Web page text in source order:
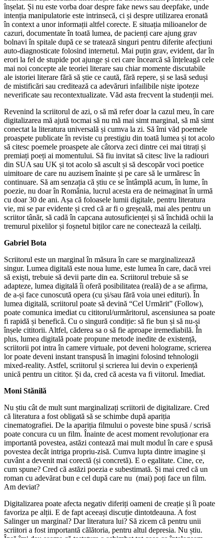
înșelat. Și nu este vorba doar despre fake news sau deepfake, unde
intenția manipulatorie este intrinsecă, ci și despre utilizarea eronată
în context a unor informații altfel corecte. E situația milioanelor de
cazuri, documentate în toată lumea, de pacienți care ajung grav
bolnavi în spitale după ce se tratează singuri pentru diferite afecțiuni
auto-diagnosticate folosind internetul. Mai puțin grav, evident, dar în
erori la fel de stupide pot ajunge și cei care încearcă să înțeleagă cele
mai noi concepte ale teoriei literare sau chiar momente discutabile
ale istoriei literare fără să știe ce caută, fără repere, și se lasă seduși
de mistificări sau creditează ca adevăruri infailibile niște ipoteze
neverificate sau recontextualizate. Văd asta frecvent la studenții mei.
Revenind la scriitorul de azi, o să mă refer doar la cazul meu, în care
digitalizarea mă ajută tocmai să nu mă mai simt marginal, să mă simt
conectat la literatura universală și cumva la zi. Să îmi văd poemele
proaspete publicate în reviste cu prestigiu din toată lumea și tot acolo
să citesc poemele proaspete ale câtorva zeci dintre cei mai titrați și
premiați poeți ai momentului. Să fiu invitat să citesc live la radiouri
din SUA sau UK și tot acolo să ascult și să descopăr voci poetice
uimitoare de care nu auzisem înainte și pe care să le urmăresc în
continuare. Să am senzația că știu ce se întâmplă acum, în lume, în
poezie, nu doar în România, lucrul acesta era de neimaginat în urmă
cu doar 30 de ani. Așa că foloasele lumii digitale, pentru literatura
vie, mi se par evidente și cred că ar fi o greșeală, mai ales pentru un
scriitor tânăr, să cadă în capcana autosuficienței și să închidă ochii la
tremurul pixelilor și foșnetul biților care ne conectează la ceilalți.
Gabriel Bota
Scriitorul este un marginal în măsura în care se marginalizează
singur. Lumea digitală este noua lume, este lumea în care, dacă vrei
să exiști, trebuie să devii parte din ea. Scriitorul trebuie să se
adapteze, lumea digitală îi oferă posibilitatea (reală) de a se afirma,
de a-și face cunoscută opera (cu și/sau fără voia unei edituri). În
lumea digitală, scriitorul poate să devină “Cel Urmărit” (Follow),
poate comunica imediat cu cititorul/urmăritorul, ascensiunea sa poate
fi rapidă și benefică. Cu o singură condiție: să fie bun și să nu-și
înșele cititorii. Altfel, căderea sa o să fie aproape iremediabilă. În
plus, lumea digitală poate propune metode inedite de existență,
scriitorii pot intra în camere virtuale, pot deveni holograme, scrierea
lor poate deveni instant transpusă în imagini folosind tehnologii
mixed-reality. Astfel, scriitorul și scrierea lui devin o experiență
unică pentru un cititor. Și da, cred că acesta va fi viitorul. Imediat.
Moni Stănilă
Nu știu cât de mult sunt marginalizați scriitorii de digitalizare. Cred
că literatura a fost obligată să se schimbe după apariția
cinematografiei. De la apariția filmului o poveste bine spusă / scrisă
poate concura cu un film. Înainte de acest moment revoluționar era
importantă povestea, astăzi contează mai mult modul în care e spusă
povestea decât intriga propriu-zisă. Cumva lupta dintre imagine și
cuvânt a devenit mai corectă (și concretă). E o egalitate. Cine, ce,
cum spune? Cred că astăzi poezia e subestimată. Și mai cred că un
roman cu adevărat bun e cel după care nu (mai) poți face un film.
Am deviat?
Digitalizarea poate afecta negativ diferiți oameni de creație și îi poate
favoriza pe alții. E de fapt aceeași discuție dintotdeauna. A fost
Salinger un marginal? Dar literatura lui? Să zicem că pentru unii
scriitori a fost importantă călătoria, pentru altul depresia. Nu știu.